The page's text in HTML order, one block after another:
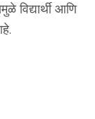
विद्यार्थी आणि